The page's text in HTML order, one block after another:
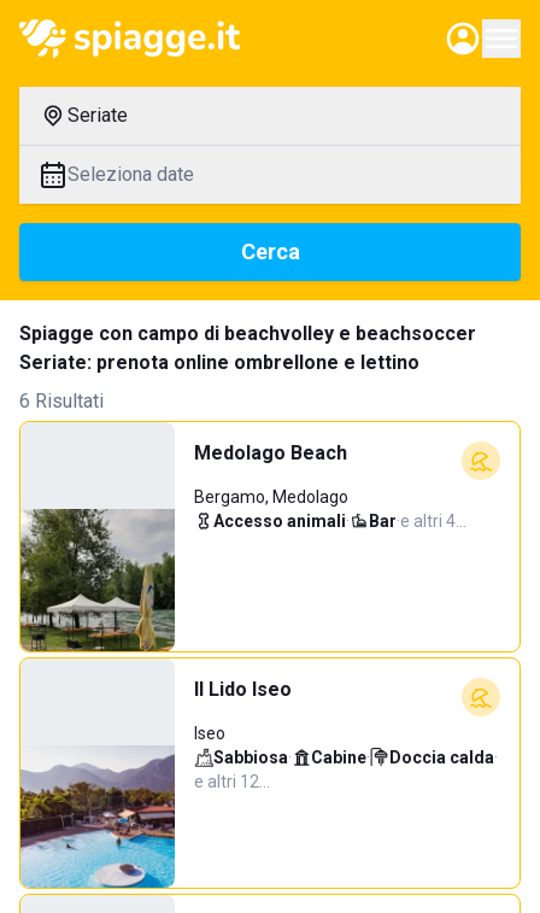
Seriate
Seleziona date
Cerca
Spiagge con campo di beachvolley e beachsoccer
Seriate: prenota online ombrellone e lettino
6 Risultati
Medolago Beach
Bergamo, Medolago
Accesso animali· Bar·e altri 4…
Il Lido Iseo
Iseo
Sabbiosa· Cabine· Doccia calda·
e altri 12…